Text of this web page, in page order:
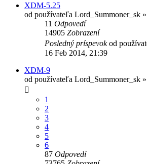
XDM-5.25
od používateľa Lord_Summoner_sk »
11 Odpovedí
14905 Zobrazení
Posledný príspevokod
16 Feb 2014, 21:39
XDM-9
od používateľa Lord_Summoner_sk »
1
2
3
4
5
6
87 Odpovedí